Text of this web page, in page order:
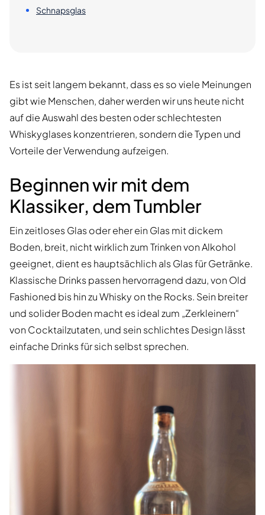
Schnapsglas
Es ist seit langem bekannt, dass es so viele Meinungen
gibt wie Menschen, daher werden wir uns heute nicht
auf die Auswahl des besten oder schlechtesten
Whiskyglases konzentrieren, sondern die Typen und
Vorteile der Verwendung aufzeigen.
Beginnen wir mit dem
Klassiker, dem Tumbler
Ein zeitloses Glas oder eher ein Glas mit dickem
Boden, breit, nicht wirklich zum Trinken von Alkohol
geeignet, dient es hauptsächlich als Glas für Getränke.
Klassische Drinks passen hervorragend dazu, von Old
Fashioned bis hin zu Whisky on the Rocks. Sein breiter
und solider Boden macht es ideal zum „Zerkleinern“
von Cocktailzutaten, und sein schlichtes Design lässt
einfache Drinks für sich selbst sprechen.